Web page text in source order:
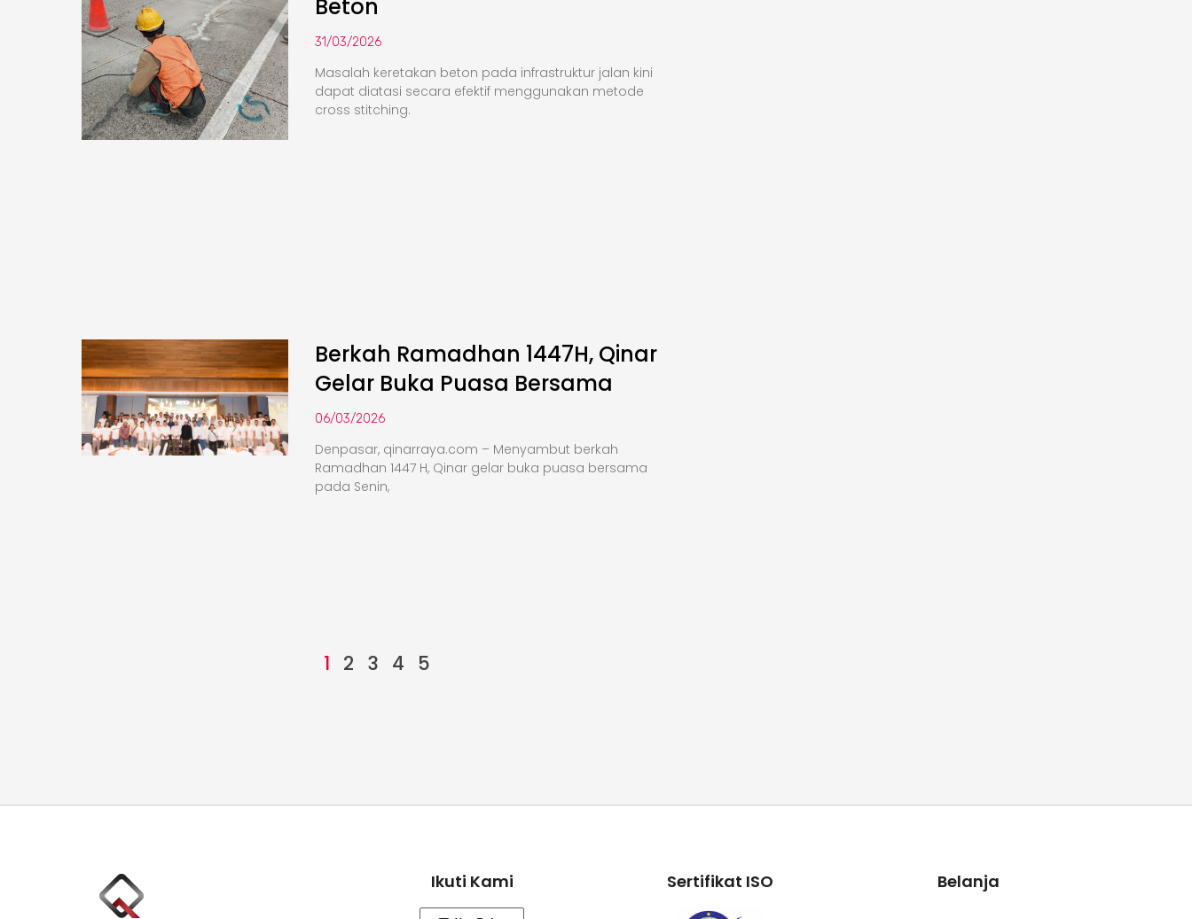
Beton
31/03/2026
Masalah keretakan beton pada infrastruktur jalan kini
dapat diatasi secara efektif menggunakan metode
cross stitching.
Berkah Ramadhan 1447H, Qinar
Gelar Buka Puasa Bersama
06/03/2026
Denpasar, qinarraya.com – Menyambut berkah
Ramadhan 1447 H, Qinar gelar buka puasa bersama
pada Senin,
1 2 3 4 5
Ikuti Kami Sertifikat ISO Belanja